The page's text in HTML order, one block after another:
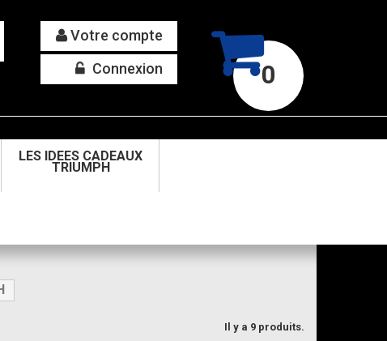
0
Votre compte
Connexion
LES IDEES CADEAUX
TRIUMPH
Il y a 9 produits.